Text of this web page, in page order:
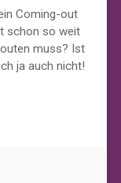
Coming-out
schon so weit
muss? Ist
ja auch nicht!